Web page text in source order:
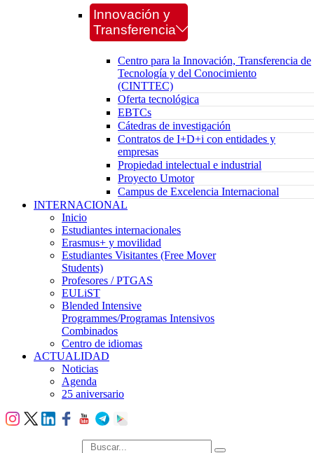
Innovación y
Transferencia
Centro para la Innovación, Transferencia de
Tecnología y del Conocimiento
(CINTTEC)
Oferta tecnológica
EBTCs
Cátedras de investigación
Contratos de I+D+i con entidades y
empresas
Propiedad intelectual e industrial
Proyecto Umotor
Campus de Excelencia Internacional
INTERNACIONAL
Inicio
Estudiantes internacionales
Erasmus+ y movilidad
Estudiantes Visitantes (Free Mover
Students)
Profesores / PTGAS
EULiST
Blended Intensive
Programmes/Programas Intensivos
Combinados
Centro de idiomas
ACTUALIDAD
Noticias
Agenda
25 aniversario
búsqueda